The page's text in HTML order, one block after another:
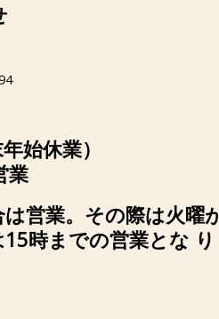
始休業）
業
営業。その際は火曜
時までの営業とな り